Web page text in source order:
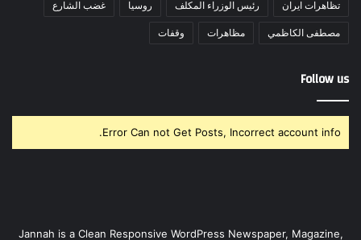
تظاهرات ايران رئيس الوزراء المكلف روسيا غضب الشارع
مصطفى الكاظمي مظاهرات وقفات
Follow us
Error Can not Get Posts, Incorrect account info.
Jannah is a Clean Responsive WordPress Newspaper, Magazine,